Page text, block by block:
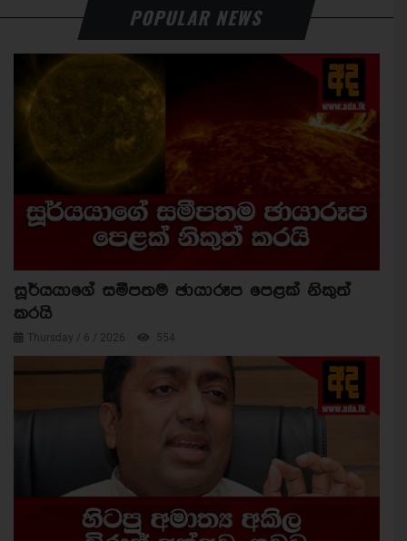
POPULAR NEWS
සූර්යයාගේ සමීපතම ඡායාරූප පෙළක් නිකුත්
කරයි
Thursday / 6 / 2026 554